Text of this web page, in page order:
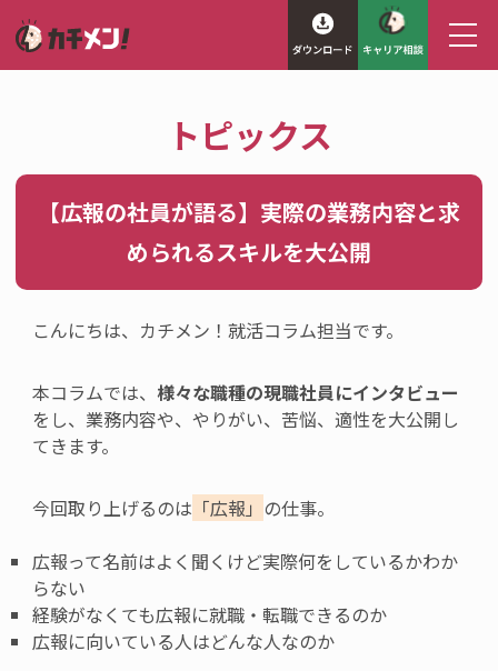
トピックス
【広報の社員が語る】実際の業務内容と求
められるスキルを大公開
こんにちは、カチメン！就活コラム担当です。
本コラムでは、様々な職種の現職社員にインタビュー
をし、業務内容や、やりがい、苦悩、適性を大公開 し
てきます。
今回取り上げるのは 「広報」 の仕事。
広報って名前はよく聞くけど実際何をしているかわか
らない
経験がなくても広報に就職・転職できるのか
広報に向いている人はどんな人なのか